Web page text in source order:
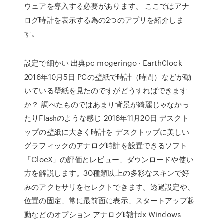
ウェアを導入する必要があります。 ここではアナ
ログ時計を表示する為の2つのアプリを紹介しま
す。
設定で細かい 出典pc mogeringo · EarthClock
2016年10月5日 PCの壁紙で時計（時間）などが動
いている壁紙を見たのですがどうすればできます
か？ 調べたものではあまり背景が綺麗じゃなかっ
たりFlashのような感じ 2016年11月20日 デスクト
ップの壁紙に大きく時計を デスクトップに美しい
グラフィックのアナログ時計を設置できるソフト
「ClocX」の評価とレビュー、ダウンロードや使い
方を解説します。30種類以上の多彩なスキンで好
みのアクセサリをセレクトできます。透過設定や、
位置の固定、常に最前面に表示、スタートアップ起
動などのオプション アナログ時計dx Windows